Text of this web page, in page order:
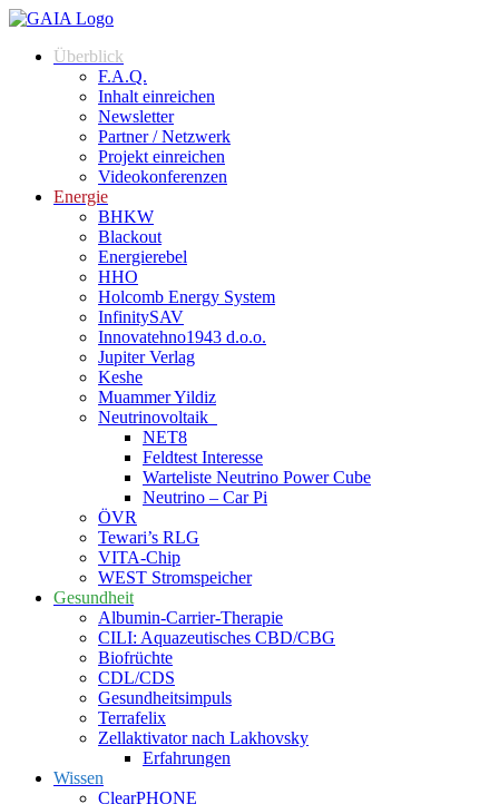
Überblick
F.A.Q.
Inhalt einreichen
Newsletter
Partner / Netzwerk
Projekt einreichen
Videokonferenzen
Energie
BHKW
Blackout
Energierebel
HHO
Holcomb Energy System
InfinitySAV
Innovatehno1943 d.o.o.
Jupiter Verlag
Keshe
Muammer Yildiz
Neutrinovoltaik
NET8
Feldtest Interesse
Warteliste Neutrino Power Cube
Neutrino – Car Pi
ÖVR
Tewari’s RLG
VITA-Chip
WEST Stromspeicher
Gesundheit
Albumin-Carrier-Therapie
CILI: Aquazeutisches CBD/CBG
Biofrüchte
CDL/CDS
Gesundheitsimpuls
Terrafelix
Zellaktivator nach Lakhovsky
Erfahrungen
Wissen
ClearPHONE